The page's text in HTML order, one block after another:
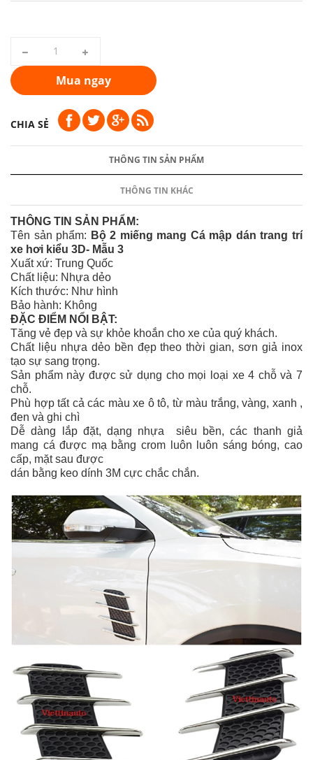
Mua ngay
CHIA SẺ
THÔNG TIN SẢN PHẨM
THÔNG TIN KHÁC
THÔNG TIN SẢN PHẨM:
Tên sản phẩm: Bộ 2 miếng mang Cá mập dán trang trí
xe hơi kiểu 3D- Mẫu 3
Xuất xứ: Trung Quốc
Chất liệu: Nhựa dẻo
Kích thước: Như hình
Bảo hành: Không
ĐẶC ĐIỂM NỔI BẬT:
Tăng vẻ đẹp và sự khỏe khoắn cho xe của quý khách.
Chất liệu nhựa dẻo bền đẹp theo thời gian, sơn giả inox
tạo sự sang trọng.
Sản phẩm này được sử dụng cho mọi loại xe 4 chỗ và 7
chỗ.
Phù hợp tất cả các màu xe ô tô, từ màu trắng, vàng, xanh ,
đen và ghi chì
Dễ dàng lắp đặt, dạng nhựa siêu bền, các thanh giả
mang cá được mạ bằng crom luôn luôn sáng bóng, cao
cấp, mặt sau được
dán bằng keo dính 3M cực chắc chắn.